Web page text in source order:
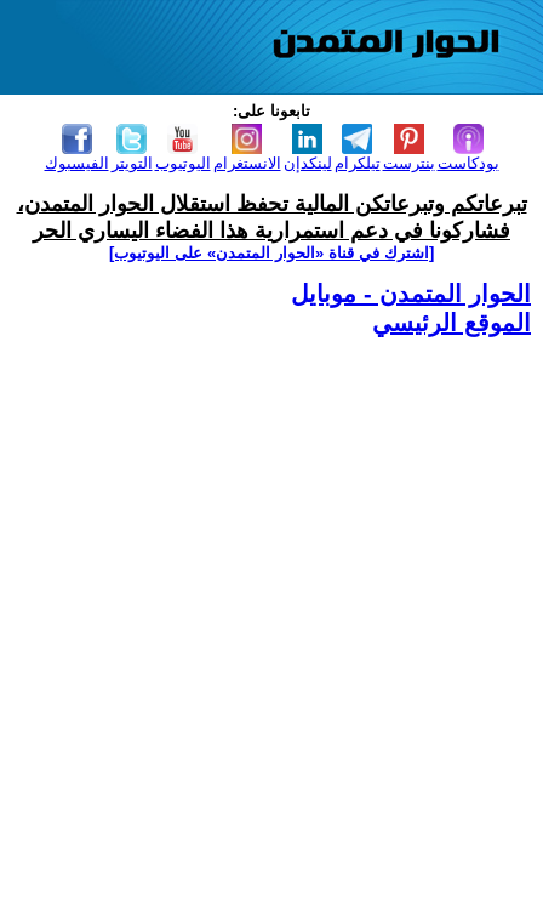
تابعونا على:
الفيسبوك التويتر اليوتيوب الانستغرام لينكدإن تيلكرامبنترست بودكاست
تبرعاتكم وتبرعاتكن المالية تحفظ استقلال الحوار المتمدن،
فشاركونا في دعم استمرارية هذا الفضاء اليساري الحر
[اشترك في قناة ‫«الحوار المتمدن» على اليوتيوب]
الحوار المتمدن - موبايل
الموقع الرئيسي